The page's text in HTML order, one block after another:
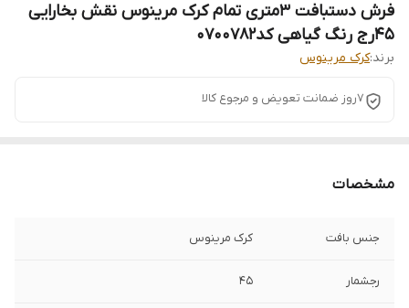
فرش دستبافت 3متری تمام کرک مرینوس نقش بخارایی
45رج رنگ گیاهی کد0700782
برند:کرک مرینوس
7روز ضمانت تعویض و مرجوع کالا
مشخصات
جنس بافت کرک مرینوس
رجشمار 45